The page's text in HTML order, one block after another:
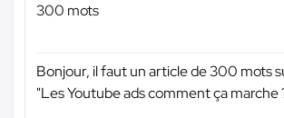
300 mots
Bonjour, il faut un article de 300 mots
"Les Youtube ads comment ça marche